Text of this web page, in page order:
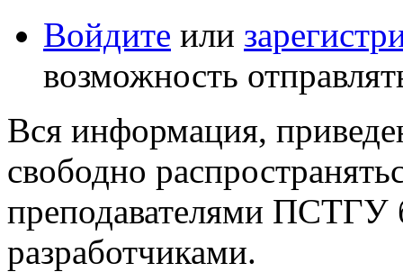
Войдите или
возможность
Вся информация,
свободно
преподавателями ПСТГУ
разработчиками.